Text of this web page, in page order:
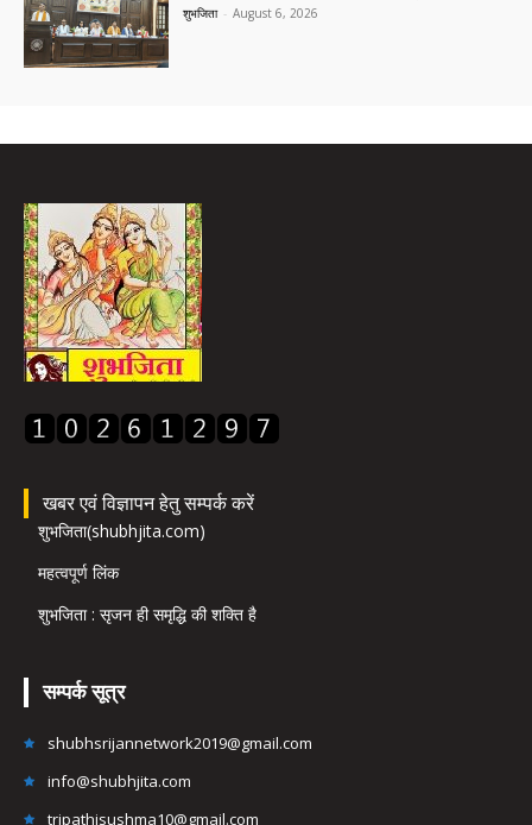
शुभजिता - August 6, 2026
खबर एवं विज्ञापन हेतु सम्पर्क करें
शुभजिता(shubhjita.com)
महत्वपूर्ण लिंक
शुभजिता : सृजन ही समृद्धि की शक्ति है
सम्पर्क सूत्र
shubhsrijannetwork2019@gmail.com
info@shubhjita.com
tripathisushma10@gmail.com